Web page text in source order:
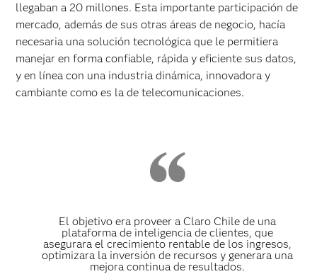
llegaban a 20 millones. Esta importante participación de
mercado, además de sus otras áreas de negocio, hacía
necesaria una solución tecnológica que le permitiera
manejar en forma confiable, rápida y eficiente sus datos,
y en línea con una industria dinámica, innovadora y
cambiante como es la de telecomunicaciones.
El objetivo era proveer a Claro Chile de una
plataforma de inteligencia de clientes, que
asegurara el crecimiento rentable de los ingresos,
optimizara la inversión de recursos y generara una
mejora continua de resultados.